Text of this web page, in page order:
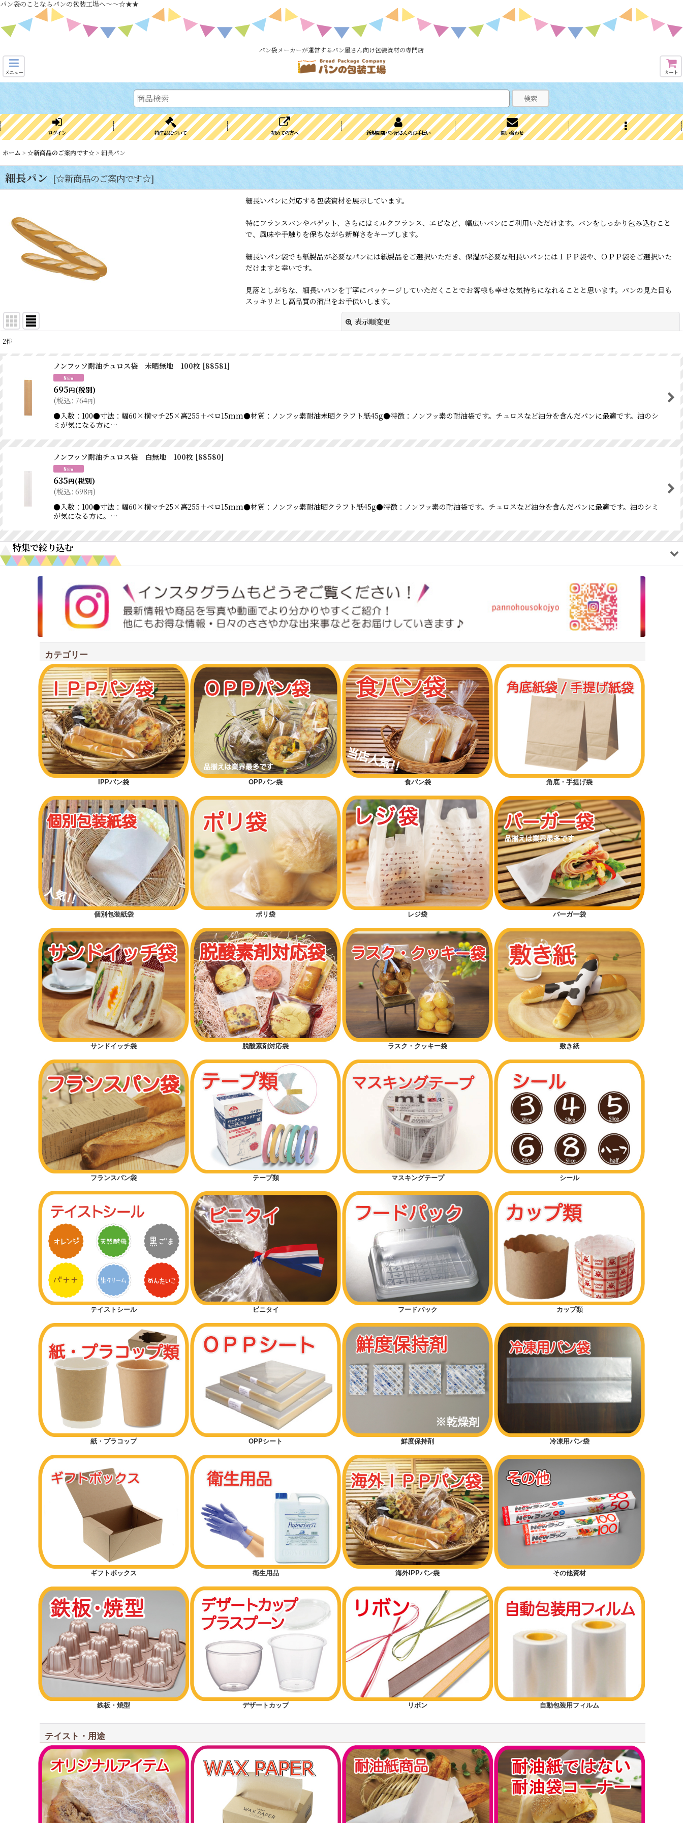
パン袋のことならパンの包装工場へ～～☆★★
パン袋メーカーが運営するパン屋さん向け包装資材の専門店
メニュー カート
検索
ログイン 特注品について 初めての方へ 新規開店パン屋さんのお手伝い 問い合わせ
ホーム > ☆新商品のご案内です☆ > 細長パン
細長パン [☆新商品のご案内です☆]
細長いパンに対応する包装資材を展示しています。
特にフランスパンやバゲット、さらにはミルクフランス、エピなど、幅広いパンにご利用いただけます。パンをしっかり包み込むこと
で、風味や手触りを保ちながら新鮮さをキープします。
細長いパン袋でも紙製品が必要なパンには紙製品をご選択いただき、保湿が必要な細長いパンにはＩＰＰ袋や、ＯＰＰ袋をご選択いた
だけますと幸いです。
見落としがちな、細長いパンを丁寧にパッケージしていただくことでお客様も幸せな気持ちになれることと思います。パンの見た目も
スッキリとし高品質の演出をお手伝いします。
表示順変更
並び順
2件
ノンフッソ耐油チュロス袋 未晒無地 100枚 [88581]
695円(税別)
(税込: 764円)
●入数：100●寸法：幅60×横マチ25×高255＋ベロ15mm●材質：ノンフッ素耐油未晒クラフト紙45g●特徴：ノンフッ素の耐油袋です。チュロスなど油分を含んだパンに最適です。油のシ
ミが気になる方に…
ノンフッソ耐油チュロス袋 白無地 100枚 [88580]
635円(税別)
(税込: 698円)
●入数：100●寸法：幅60×横マチ25×高255＋ベロ15mm●材質：ノンフッ素耐油晒クラフト紙45g●特徴：ノンフッ素の耐油袋です。チュロスなど油分を含んだパンに最適です。油のシミ
が気になる方に。…
特集で絞り込む
ワックスペーパー
クラフトテイスト
新規開店オススメセット
オススメ差別化アイテム
低コストタイプ
底マチ付きパン袋
横マチ付きパン袋
ギフトラッピング
おむつ袋・防臭袋
ドッグパン
菓子パン（保湿が必要なパン）
クロワッサン
カンパーニュ（大きいパン）
細長パン
カレーパン
ハードパン
サンドイッチ
マリトッツォ
ミルクパン
シフォンケーキ
半斤用サイズから探す
1斤用サイズから探す
1.5斤用サイズから探す
2斤用サイズから探す
3斤用サイズから探す
耐油紙でない耐油袋商品（内面に樹脂フィルム）
カテゴリー
IPPパン袋 OPPパン袋 食パン袋 角底・手提げ袋
個別包装紙袋 ポリ袋 レジ袋 バーガー袋
サンドイッチ袋 脱酸素剤対応袋 ラスク・クッキー袋 敷き紙
フランスパン袋 テープ類 マスキングテープ シール
テイストシール ビニタイ フードパック カップ類
紙・プラコップ OPPシート 鮮度保持剤 冷凍用パン袋
ギフトボックス 衛生用品 海外IPPパン袋 その他資材
鉄板・焼型 デザートカップ リボン 自動包装用フィルム
テイスト・用途